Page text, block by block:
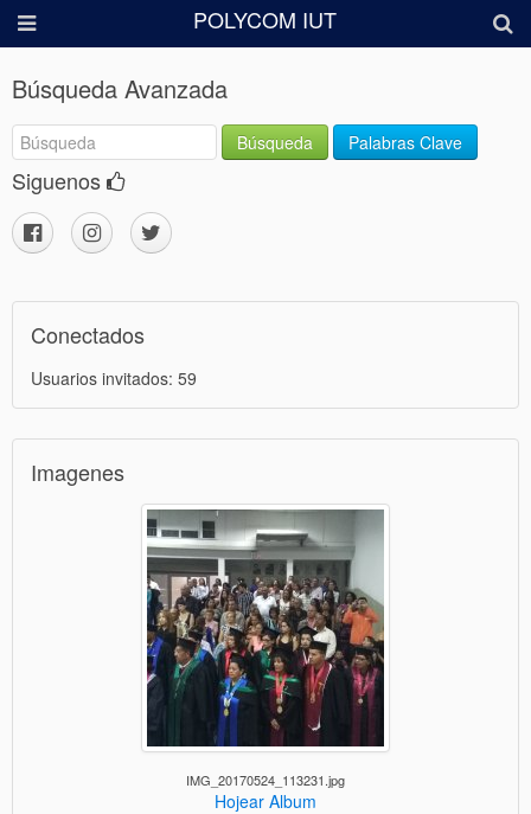
POLYCOM IUT
Búsqueda Avanzada
Búsqueda Palabras Clave
Siguenos
Conectados
Usuarios invitados: 59
Imagenes
IMG_20170524_113231.jpg
Hojear Album